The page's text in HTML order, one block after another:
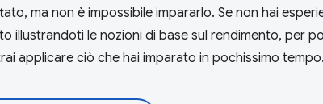
ma non è impossibile impararlo. Se non hai
illustrandoti le nozioni di base sul rendimento, per
applicare ciò che hai imparato in pochissimo tempo.